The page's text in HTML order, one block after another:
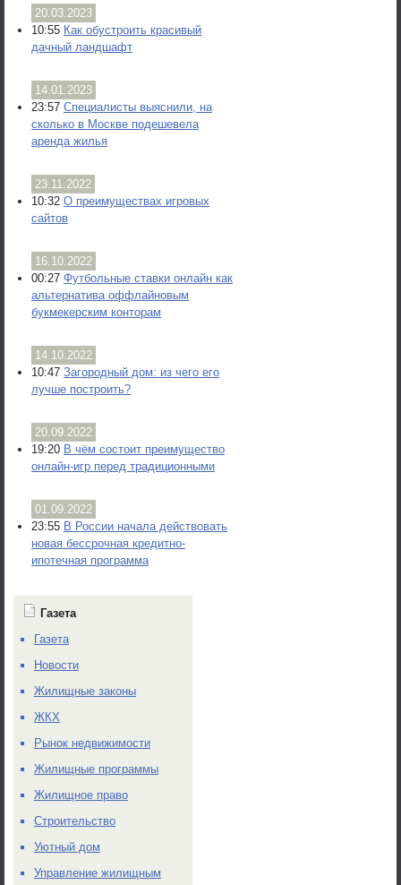
20.03.2023
10:55 Как обустроить красивый
дачный ландшафт
14.01.2023
23:57 Специалисты выяснили, на
сколько в Москве подешевела
аренда жилья
23.11.2022
10:32 О преимуществах игровых
сайтов
16.10.2022
00:27 Футбольные ставки онлайн как
альтернатива оффлайновым
букмекерским конторам
14.10.2022
10:47 Загородный дом: из чего его
лучше построить?
20.09.2022
19:20 В чём состоит преимущество
онлайн-игр перед традиционными
01.09.2022
23:55 В России начала действовать
новая бессрочная кредитно-
ипотечная программа
Газета
Газета
Новости
Жилищные законы
ЖКХ
Рынок недвижимости
Жилищные программы
Жилищное право
Строительство
Уютный дом
Управление жилищным